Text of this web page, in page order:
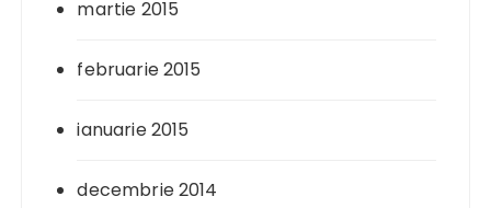
martie 2015
februarie 2015
ianuarie 2015
decembrie 2014